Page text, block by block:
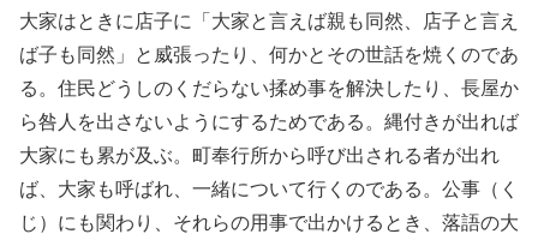
大家はときに店子に「大家と言えば親も同然、店子と言え
ば子も同然」と威張ったり、何かとその世話を焼くのであ
る。住民どうしのくだらない揉め事を解決したり、長屋か
ら咎人を出さないようにするためである。縄付きが出れば
大家にも累が及ぶ。町奉行所から呼び出される者が出れ
ば、大家も呼ばれ、一緒について行くのである。公事（く
じ）にも関わり、それらの用事で出かけるとき、落語の大